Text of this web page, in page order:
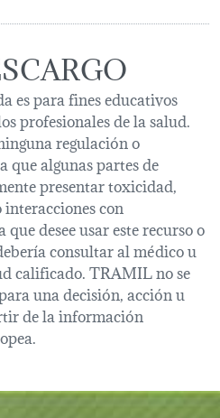
es para fines educativos
profesionales de la salud.
regulación o
que algunas partes de
presentar toxicidad,
con
desee usar este recurso o
consultar al médico u
calificado. TRAMIL no se
una decisión, acción u
de la información